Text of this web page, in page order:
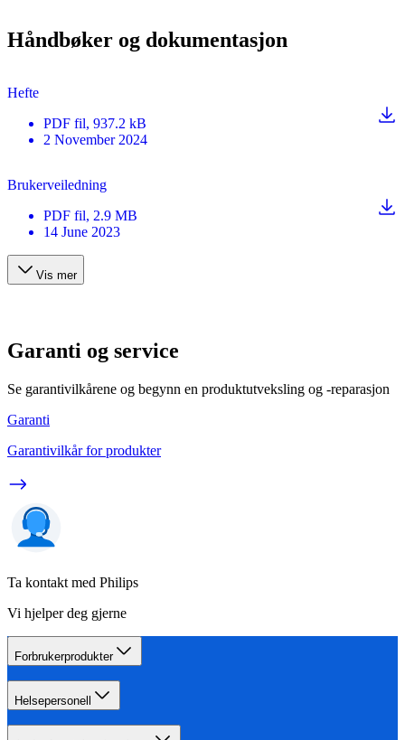
Håndbøker og dokumentasjon
Hefte
PDF fil, 937.2 kB
2 November 2024
Brukerveiledning
PDF fil, 2.9 MB
14 June 2023
Vis mer
Garanti og service
Se garantivilkårene og begynn en produktutveksling og -reparasjon
Garanti
Garantivilkår for produkter
Ta kontakt med Philips
Vi hjelper deg gjerne
Forbrukerprodukter
Helsepersonell